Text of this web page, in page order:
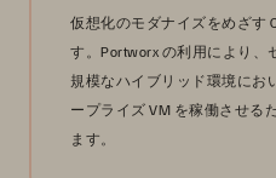
仮想化のモダナイズをめざす
す。Portworx の利用により、
規模なハイブリッド環境にお
ープライズ VM を稼働させる
ます。